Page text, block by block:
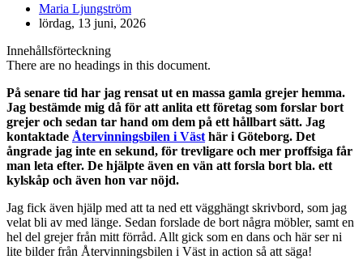
Maria Ljungström
lördag, 13 juni, 2026
Innehållsförteckning
There are no headings in this document.
På senare tid har jag rensat ut en massa gamla grejer hemma.
Jag bestämde mig då för att anlita ett företag som forslar bort
grejer och sedan tar hand om dem på ett hållbart sätt. Jag
kontaktade Återvinningsbilen i Väst här i Göteborg. Det
ångrade jag inte en sekund, för trevligare och mer proffsiga får
man leta efter. De hjälpte även en vän att forsla bort bla. ett
kylskåp och även hon var nöjd.
Jag fick även hjälp med att ta ned ett vägghängt skrivbord, som jag
velat bli av med länge. Sedan forslade de bort några möbler, samt en
hel del grejer från mitt förråd. Allt gick som en dans och här ser ni
lite bilder från Återvinningsbilen i Väst in action så att säga!